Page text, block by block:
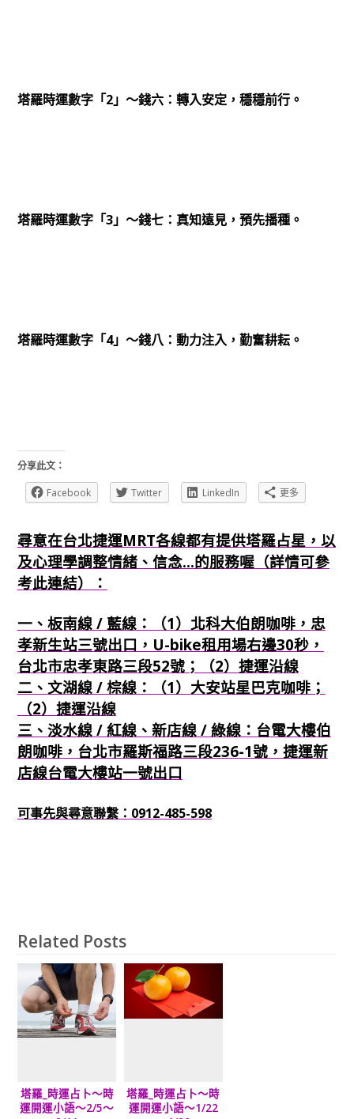
塔羅時運數字「2」～錢六：轉入安定，穩穩前行。
塔羅時運數字「3」～錢七：真知遠見，預先播種。
塔羅時運數字「4」～錢八：動力注入，勤奮耕耘。
分享此文：
Facebook
Twitter LinkedIn 更多
尋意在台北捷運MRT各線都有提供塔羅占星，以
及心理學調整情緒、信念...的服務喔（詳情可參
考此連結）：
一、板南線 / 藍線：（1）北科大伯朗咖啡，忠
孝新生站三號出口，U-bike租用場右邊30秒，
台北市忠孝東路三段52號；（2）捷運沿線
二、文湖線 / 棕線：（1）大安站星巴克咖啡；
（2）捷運沿線
三、淡水線 / 紅線、新店線 / 綠線：台電大樓伯
朗咖啡，台北市羅斯福路三段236-1號，捷運新
店線台電大樓站一號出口
可事先與尋意聯繫：0912-485-598
Related Posts
塔羅_時運占卜～時
運開運小語～2/5～
塔羅_時運占卜～時
運開運小語～1/22